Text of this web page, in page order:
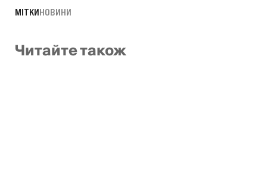
МІТКИНОВИНИ
Читайте також